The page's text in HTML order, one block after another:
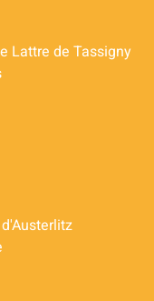
Lattre de Tassigny